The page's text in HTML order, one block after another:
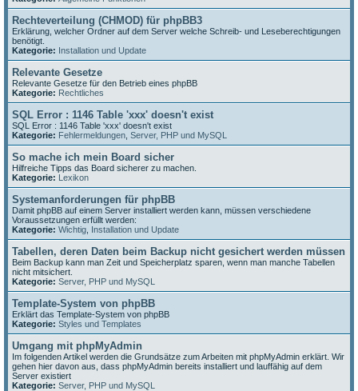
Rechteverteilung (CHMOD) für phpBB3
Erklärung, welcher Ordner auf dem Server welche Schreib- und Leseberechtigungen
benötigt.
Kategorie: Installation und Update
Relevante Gesetze
Relevante Gesetze für den Betrieb eines phpBB
Kategorie: Rechtliches
SQL Error : 1146 Table 'xxx' doesn't exist
SQL Error : 1146 Table 'xxx' doesn't exist
Kategorie: Fehlermeldungen Server, PHP und MySQL
So mache ich mein Board sicher
Hilfreiche Tipps das Board sicherer zu machen.
Kategorie: Lexikon
Systemanforderungen für phpBB
Damit phpBB auf einem Server installiert werden kann, müssen verschiedene
Voraussetzungen erfüllt werden:
Kategorie: Wichtig Installation und Update
Tabellen, deren Daten beim Backup nicht gesichert werden müssen
Beim Backup kann man Zeit und Speicherplatz sparen, wenn man manche Tabellen
nicht mitsichert.
Kategorie: Server, PHP und MySQL
Template-System von phpBB
Erklärt das Template-System von phpBB
Kategorie: Styles und Templates
Umgang mit phpMyAdmin
Im folgenden Artikel werden die Grundsätze zum Arbeiten mit phpMyAdmin erklärt. Wir
gehen hier davon aus, dass phpMyAdmin bereits installiert und lauffähig auf dem
Server existiert
Kategorie: Server, PHP und MySQL